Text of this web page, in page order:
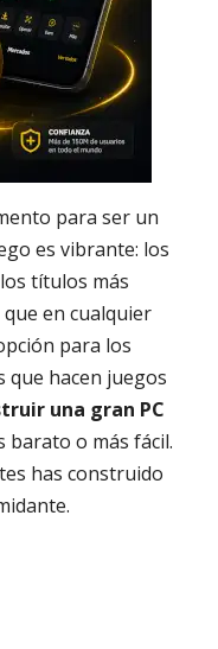
para ser un
es vibrante: los
títulos más
en cualquier
para los
hacen juegos
una gran PC
barato o más fácil.
has construido